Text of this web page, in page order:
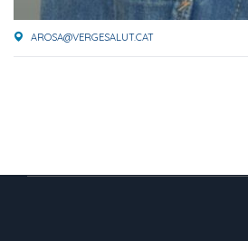
AROSA@VERGESALUT.CAT